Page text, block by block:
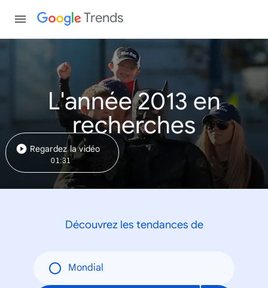
Trends
L'année 2013 en
recherches
Regardez la vidéo
01:31
Découvrez les tendances de
Mondial